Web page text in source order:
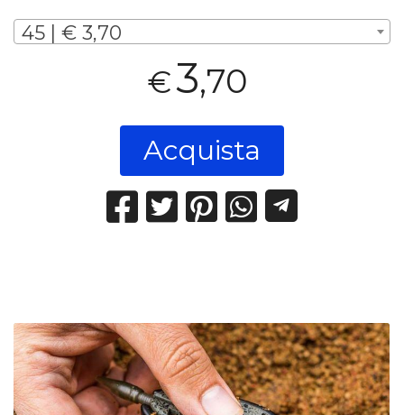
45 | € 3,70
€3,70
Acquista